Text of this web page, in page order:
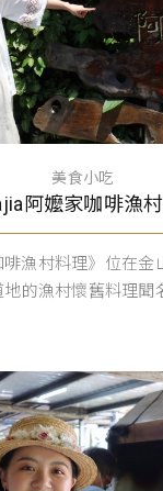
美食小吃
阿嬤家咖啡漁
啡漁村料理》位在
的漁村懷舊料理聞